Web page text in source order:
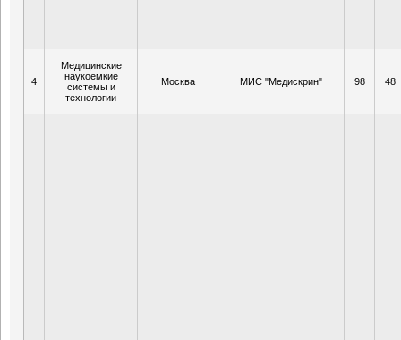
4
Медицинские
наукоемкие
системы и
технологии
Москва МИС "Медискрин" 98 48